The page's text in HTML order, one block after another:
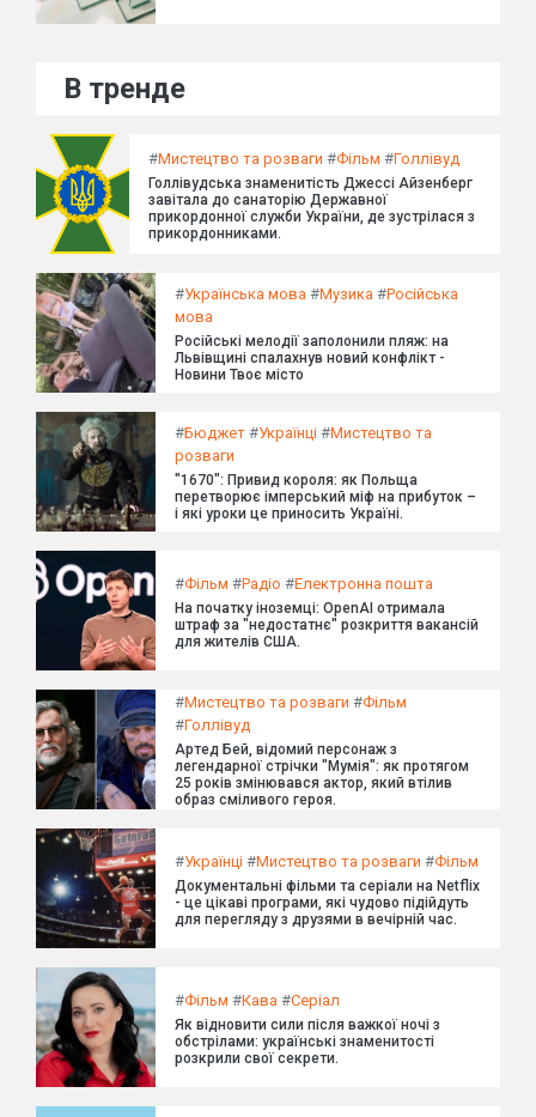
В тренде
#Мистецтво та розваги #Фільм #Голлівуд
Голлівудська знаменитість Джессі Айзенберг
завітала до санаторію Державної
прикордонної служби України, де зустрілася з
прикордонниками.
#Українська мова #Музика #Російська
мова
Російські мелодії заполонили пляж: на
Львівщині спалахнув новий конфлікт -
Новини Твоє місто
#Бюджет #Українці #Мистецтво та
розваги
"1670": Привид короля: як Польща
перетворює імперський міф на прибуток –
і які уроки це приносить Україні.
#Фільм #Радіо #Електронна пошта
На початку іноземці: OpenAI отримала
штраф за "недостатнє" розкриття вакансій
для жителів США.
#Мистецтво та розваги #Фільм
#Голлівуд
Артед Бей, відомий персонаж з
легендарної стрічки "Мумія": як протягом
25 років змінювався актор, який втілив
образ сміливого героя.
#Українці #Мистецтво та розваги #Фільм
Документальні фільми та серіали на Netflix
- це цікаві програми, які чудово підійдуть
для перегляду з друзями в вечірній час.
#Фільм #Кава #Серіал
Як відновити сили після важкої ночі з
обстрілами: українські знаменитості
розкрили свої секрети.